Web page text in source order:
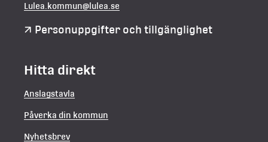
Lulea.kommun@lulea.se
Personuppgifter och tillgänglighet
Hitta direkt
Anslagstavla
Påverka din kommun
Nyhetsbrev